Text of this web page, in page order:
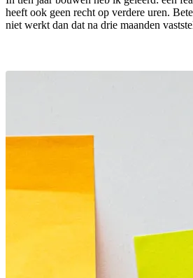
heeft ook geen recht op verdere uren.
niet werkt dan dat na drie maanden